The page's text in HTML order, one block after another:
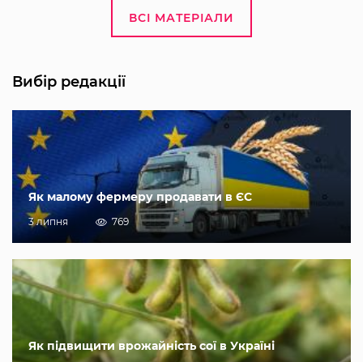
ВСІ МАТЕРІАЛИ
Вибір редакції
Як малому фермеру продавати в ЄС
3 липня 769
Як підвищити врожайність сої в Україні